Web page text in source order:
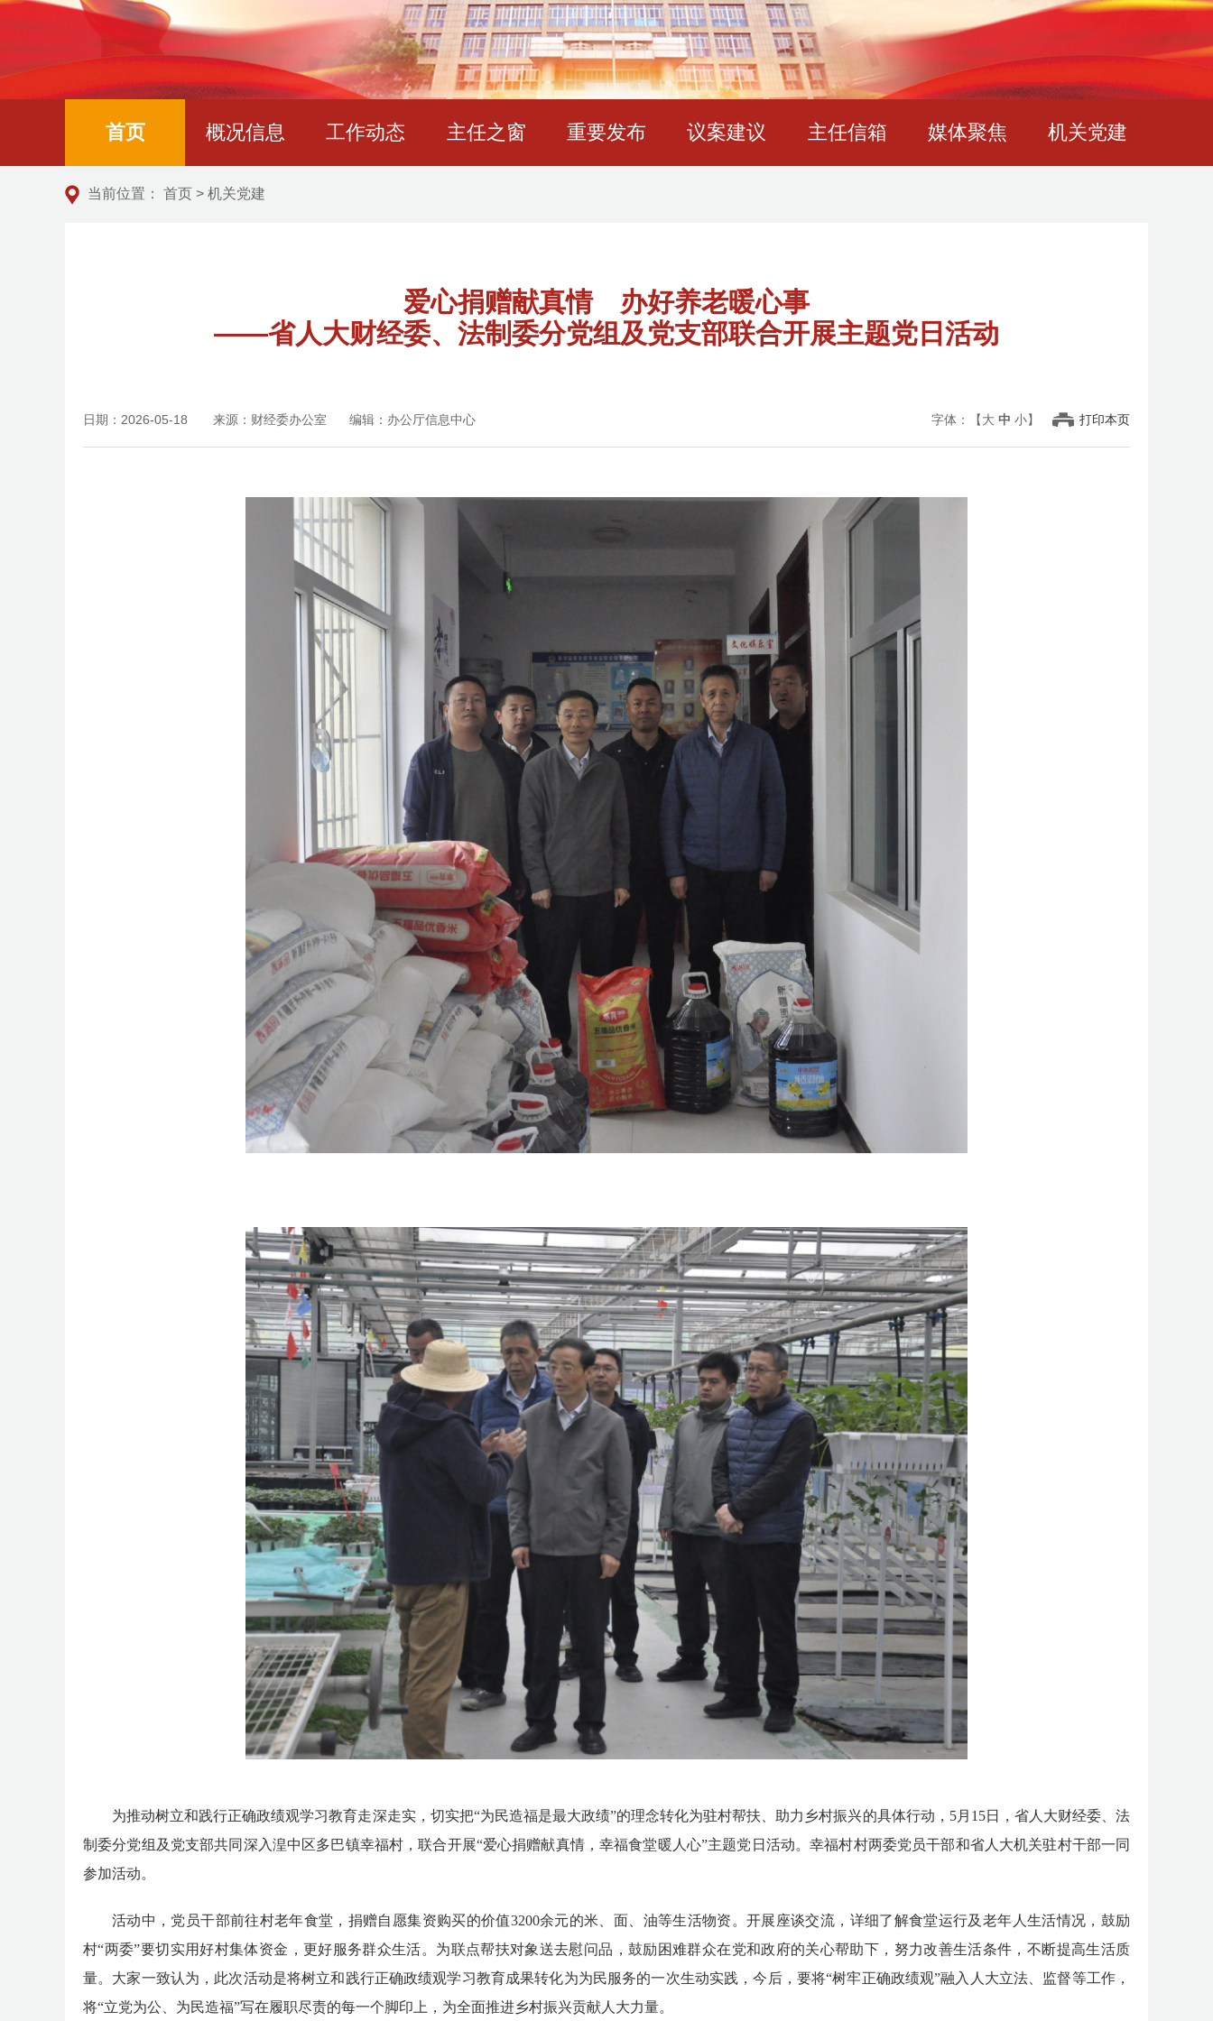
首页 概况信息 工作动态 主任之窗 重要发布 议案建议 主任信箱 媒体聚焦 机关党建
当前位置： 首页 > 机关党建
爱心捐赠献真情 办好养老暖心事
——省人大财经委、法制委分党组及党支部联合开展主题党日活动
日期：2026-05-18 来源：财经委办公室 编辑：办公厅信息中心 字体：【大 中 小】 打印本页
为推动树立和践行正确政绩观学习教育走深走实， 切实把“为民造福是最大政绩”的理念转化为驻村帮扶 、助力乡村振兴的具体行动， 5月15日，省人大财经委、法
制委分党组 及党支部共同深入湟中区多巴镇幸福村，联合开展“爱心捐赠献真情，幸福食堂暖人心”主题党日活动。幸福村村两委党员干部和省人大机关驻村干部一同
参加活动。
活动中， 党员干部前往村老年食堂，捐赠自愿集资购买的价值3200余元的米、面、油等生活物资。开展座谈交流， 详细了解食堂运行及老年人生活情况 ， 鼓励
村“两委”要切实用好村集体资金，更好服务群众生活。为联点帮扶对象送去慰问品，鼓励困难群众在党和政府的关心帮助下，努力改善生活条件，不断提高生活质
量。 大家一致认为， 此次活动是将树立和践行正确政绩观学习教育成果转化为为民服务的一次生动实践 ，今后，要将“树牢正确政绩观”融入 人大立法、监督等工作 ，
将“立党为公、为民造福”写在履职尽责的每一个脚印上 ，为全面推进乡村振兴贡献人大力量。